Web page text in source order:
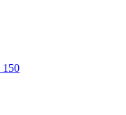
150